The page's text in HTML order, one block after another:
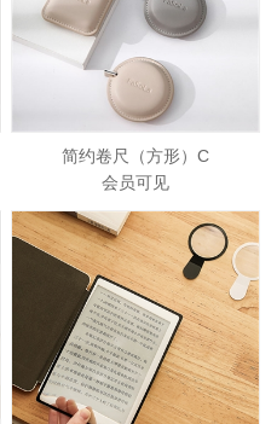
简约卷尺（方形）C
会员可见